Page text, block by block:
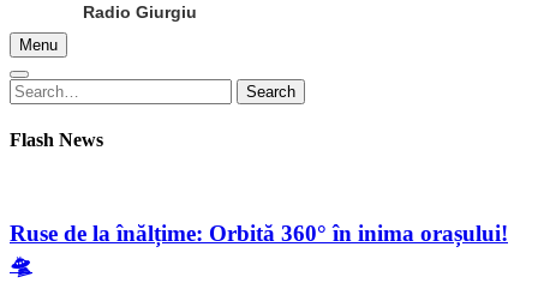
Radio Giurgiu
Menu
Search
for:
Search
Flash News
Ruse de la înălțime: Orbită 360° în inima orașului!
🛸